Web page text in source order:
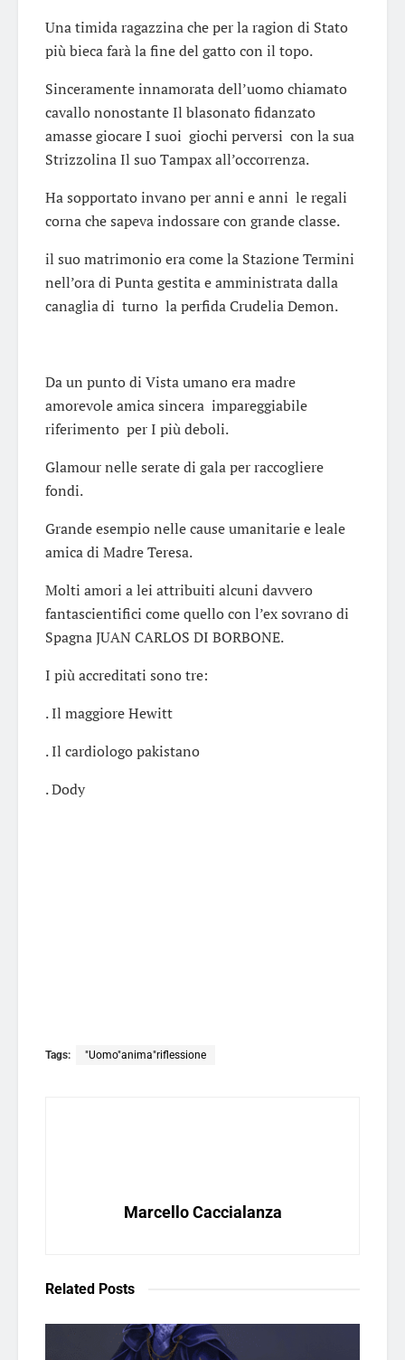
Una timida ragazzina che per la ragion di Stato
più bieca farà la fine del gatto con il topo.
Sinceramente innamorata dell’uomo chiamato
cavallo nonostante Il blasonato fidanzato
amasse giocare I suoi giochi perversi con la sua
Strizzolina Il suo Tampax all’occorrenza.
Ha sopportato invano per anni e anni le regali
corna che sapeva indossare con grande classe.
il suo matrimonio era come la Stazione Termini
nell’ora di Punta gestita e amministrata dalla
canaglia di turno la perfida Crudelia Demon.
Da un punto di Vista umano era madre
amorevole amica sincera impareggiabile
riferimento per I più deboli.
Glamour nelle serate di gala per raccogliere
fondi.
Grande esempio nelle cause umanitarie e leale
amica di Madre Teresa.
Molti amori a lei attribuiti alcuni davvero
fantascientifici come quello con l’ex sovrano di
Spagna JUAN CARLOS DI BORBONE.
I più accreditati sono tre:
. Il maggiore Hewitt
. Il cardiologo pakistano
. Dody
Tags: "Uomo"anima"riflessione
Marcello Caccialanza
Related Posts